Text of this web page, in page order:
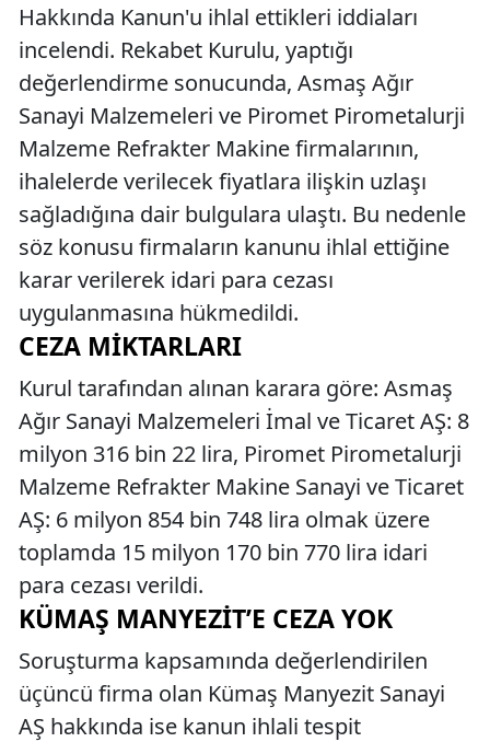
Hakkında Kanun'u ihlal ettikleri iddiaları
incelendi. Rekabet Kurulu, yaptığı
değerlendirme sonucunda, Asmaş Ağır
Sanayi Malzemeleri ve Piromet Pirometalurji
Malzeme Refrakter Makine firmalarının,
ihalelerde verilecek fiyatlara ilişkin uzlaşı
sağladığına dair bulgulara ulaştı. Bu nedenle
söz konusu firmaların kanunu ihlal ettiğine
karar verilerek idari para cezası
uygulanmasına hükmedildi.
CEZA MIKTARLARI
Kurul tarafından alınan karara göre: Asmaş
Ağır Sanayi Malzemeleri İmal ve Ticaret AŞ: 8
milyon 316 bin 22 lira, Piromet Pirometalurji
Malzeme Refrakter Makine Sanayi ve Ticaret
AŞ: 6 milyon 854 bin 748 lira olmak üzere
toplamda 15 milyon 170 bin 770 lira idari
para cezası verildi.
KÜMAŞ MANYEZIT’E CEZA YOK
Soruşturma kapsamında değerlendirilen
üçüncü firma olan Kümaş Manyezit Sanayi
AŞ hakkında ise kanun ihlali tespit